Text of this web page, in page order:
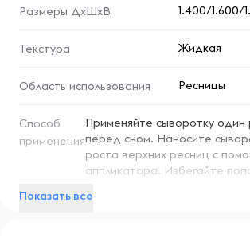
применения по линии роста ресниц. Она
подходит для повседневного ухода.
Способ применения:
ресниц (как близко к корням, насколько
избегая попадания в глаза. Используйте
согласно инструкции к продукту.
Условия хранения:
Размеры ДхШхВ 1.400/1.600/
Текстура Жидкая
Область использования Ресницы
Способ
применения
Применяйте сыворотку один
перед сном. Наносите
роста верхних ресниц с
аппликатора. Избегайте
Показать все